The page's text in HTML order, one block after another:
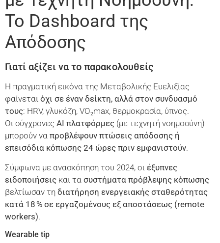
Το Dashboard της
Απόδοσης
Γιατί αξίζει να το παρακολουθείς
Η πραγματική εικόνα της Μεταβολικής Ευελιξίας
φαίνεται όχι σε έναν δείκτη, αλλά στον συνδυασμό
τους: HRV, γλυκόζη, VO₂max, θερμοκρασία, ύπνος.
Οι σύγχρονες AI πλατφόρμες (με τεχνητή νοημοσύνη)
μπορούν να προβλέψουν πτώσεις απόδοσης ή
επεισόδια κόπωσης 24 ώρες πριν εμφανιστούν.
Σύμφωνα με ανασκόπηση του 2024, οι έξυπνες
ειδοποιήσεις και τα συστήματα πρόβλεψης κόπωσης
βελτίωσαν τη διατήρηση ενεργειακής σταθερότητας
κατά 18 % σε εργαζομένους εξ αποστάσεως (remote
workers).
Wearable tip